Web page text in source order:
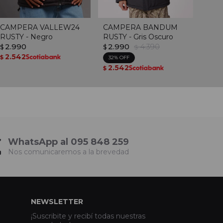
CAMPERA VALLEW24
RUSTY - Negro
$ 2.990
$ 2.542
CAMPERA BANDUM
RUSTY - Gris Oscuro
$ 2.990 $ 4.390
32
$ 2.542
WhatsApp al 095 848 259
Nos comunicaremos a la brevedad
NEWSLETTER
¡Suscribite y recibí todas nuestras